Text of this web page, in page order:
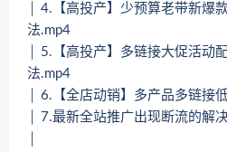
│ 4.【高投产】少预算老带新爆
法.mp4
│ 5.【高投产】多链接大促活动
法.mp4
│ 6.【全店动销】多产品多链接
│ 7.最新全站推广出现断流的解